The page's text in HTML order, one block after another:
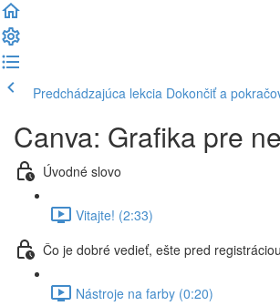
Predchádzajúca lekcia Dokončiť a
Canva: Grafika pre
Úvodné slovo
Vitajte! (2:33)
Čo je dobré vedieť, ešte pred registráciou
Nástroje na farby (0:20)